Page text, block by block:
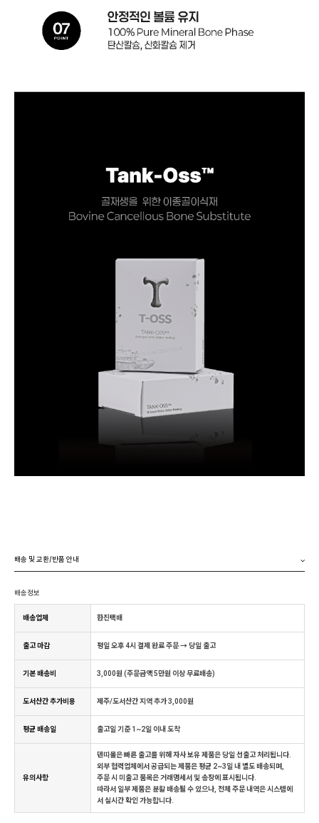
배송 및 교환/반품 안내
배송정보
배송업체 한진택배
출고 마감 평일 오후 4시 결제 완료 주문 → 당일 출고
기본 배송비 3,000원 (주문금액 5만원 이상 무료배송)
도서산간 추가비용 제주/도서산간 지역 추가 3,000원
평균 배송일 출고일 기준 1~2일 이내 도착
유의사항
덴띠몰은 빠른 출고를 위해 자사 보유 제품은 당일 선출고 처리됩니다.
외부 협력업체에서 공급되는 제품은 평균 2~3일 내 별도 배송되며,
주문 시 미출고 품목은 거래명세서 및 송장에 표시됩니다.
따라서 일부 제품은 분할 배송될 수 있으나, 전체 주문 내역은 시스템에
서 실시간 확인 가능합니다.